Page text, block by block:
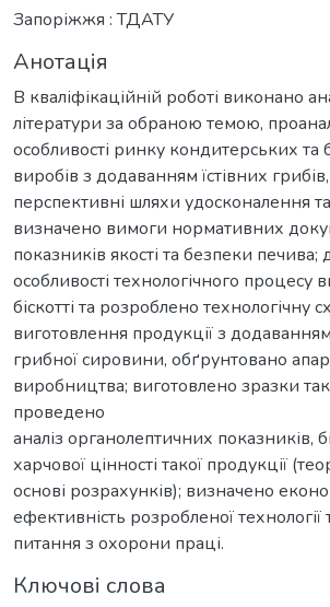
Запоріжжя : ТДАТУ
Анотація
В кваліфікаційній роботі виконано
літератури за обраною темою,
особливості ринку кондитерських
виробів з додаванням їстівних
перспективні шляхи удосконалення
визначено вимоги нормативних
показників якості та безпеки печива;
особливості технологічного процесу
біскотті та розроблено технологічну
виготовлення продукції з
грибної сировини, обґрунтовано
виробництва; виготовлено зразки
проведено
аналіз органолептичних показників,
харчової цінності такої продукції
основі розрахунків); визначено
ефективність розробленої
питання з охорони праці.
Ключові слова